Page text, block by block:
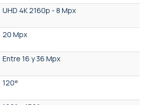
UHD 4K 2160p - 8 Mpx
20 Mpx
Entre 16 y 36 Mpx
120°